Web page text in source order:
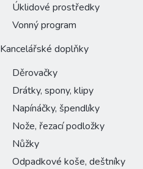
Úklidové prostředky
Vonný program
Kancelářské doplňky
Děrovačky
Drátky, spony, klipy
Napínáčky, špendlíky
Nože, řezací podložky
Nůžky
Odpadkové koše, deštníky